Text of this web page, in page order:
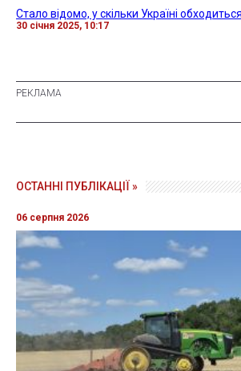
Стало відомо, у скільки Україні
30 січня 2025, 10:17
ОСТАННІ ПУБЛІКАЦІЇ »
06 серпня 2026